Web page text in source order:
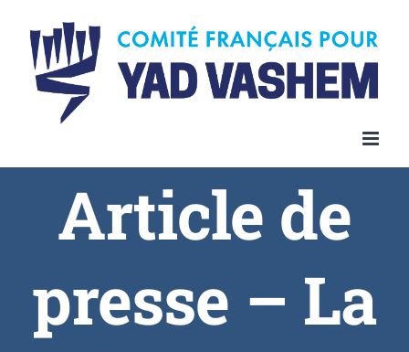
Article de
presse – La